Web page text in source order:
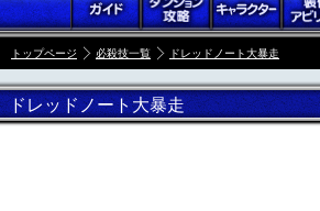
トップページ 必殺技一覧 ドレッドノート大暴走
ドレッドノート大暴走